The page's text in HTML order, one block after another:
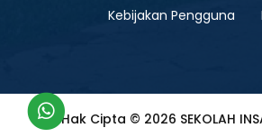
Kebijakan Pengguna
Hak Cipta © 2026 SEKOLAH